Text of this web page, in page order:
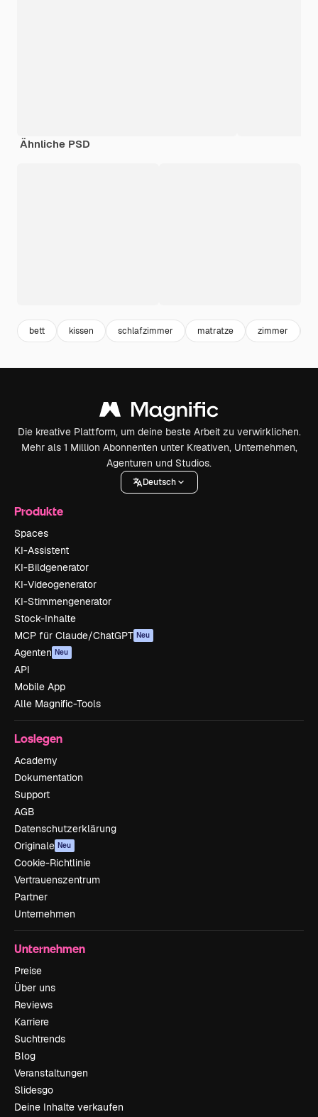
Ähnliche PSD
bett kissen schlafzimmer matratze zimmer
Die kreative Plattform, um deine beste Arbeit zu verwirklichen.
Mehr als 1 Million Abonnenten unter Kreativen, Unternehmen,
Agenturen und Studios.
Deutsch
Produkte
Spaces
KI-Assistent
KI-Bildgenerator
KI-Videogenerator
KI-Stimmengenerator
Stock-Inhalte
MCP für Claude/ChatGPT Neu
Agenten Neu
API
Mobile App
Alle Magnific-Tools
Loslegen
Academy
Dokumentation
Support
AGB
Datenschutzerklärung
Originale Neu
Cookie-Richtlinie
Vertrauenszentrum
Partner
Unternehmen
Unternehmen
Preise
Über uns
Reviews
Karriere
Suchtrends
Blog
Veranstaltungen
Slidesgo
Deine Inhalte verkaufen